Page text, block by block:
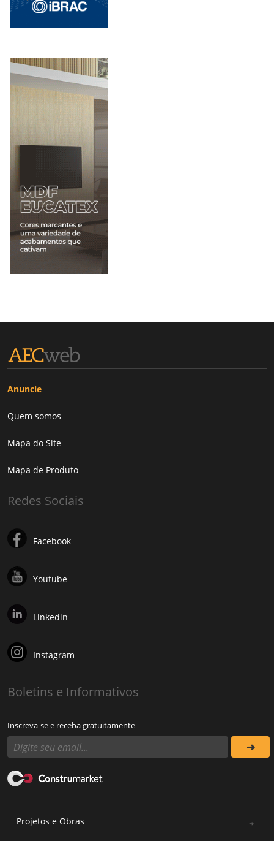
Anuncie
Quem somos
Mapa do Site
Mapa de Produto
Redes Sociais
Facebook
Youtube
Linkedin
Instagram
Boletins e Informativos
Inscreva-se e receba gratuitamente
Projetos e Obras